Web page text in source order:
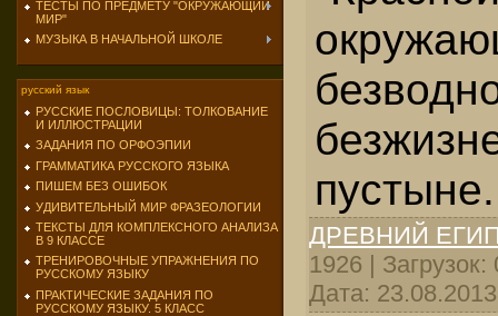
ТЕСТЫ ПО ПРЕДМЕТУ "ОКРУЖАЮЩИЙ
МИР"
МУЗЫКА В НАЧАЛЬНОЙ ШКОЛЕ
русский язык
РУССКИЕ ПОСЛОВИЦЫ: ТОЛКОВАНИЕ
И ИЛЛЮСТРАЦИИ
ЗАДАНИЯ ПО ОРФОЭПИИ
ГРАММАТИКА РУССКОГО ЯЗЫКА
ПИШЕМ БЕЗ ОШИБОК
УДИВИТЕЛЬНЫЙ МИР ФРАЗЕОЛОГИИ
ТЕКСТЫ ДЛЯ КОМПЛЕКСНОГО АНАЛИЗА
В 9 КЛАССЕ
ТРЕНИРОВОЧНЫЕ УПРАЖНЕНИЯ ПО
РУССКОМУ ЯЗЫКУ
ПРАКТИЧЕСКИЕ ЗАДАНИЯ ПО
РУССКОМУ ЯЗЫКУ. 5 КЛАСС
пустыне.
ДРЕВНИЙ
1926 |
Дата: 23.08.2013